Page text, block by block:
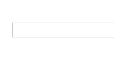
naar: